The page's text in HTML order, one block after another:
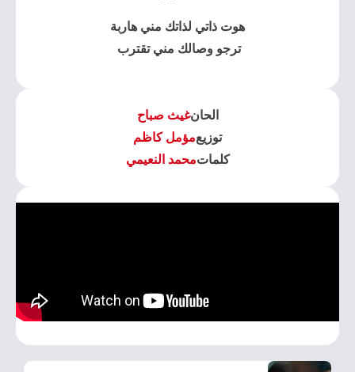
هوت ذاتي لذاتك مني هاربة
ترجو وصالك مني تقترب ‏
الحانغيث صباح
توزيعمؤمل كاظم
كلماتمحمد النعيمي